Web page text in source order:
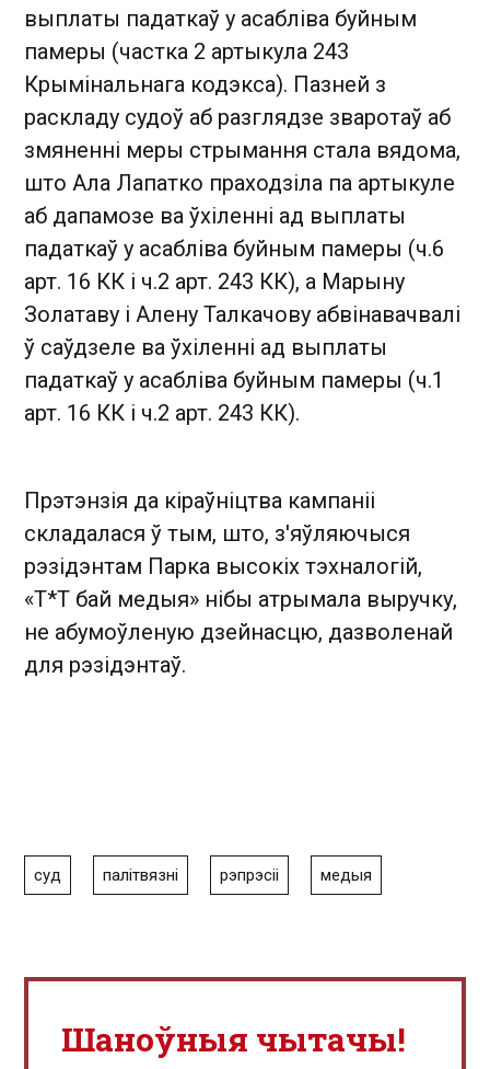
выплаты падаткаў у асабліва буйным
памеры (частка 2 артыкула 243
Крымінальнага кодэкса). Пазней з
раскладу судоў аб разглядзе зваротаў аб
змяненні меры стрымання стала вядома,
што Ала Лапатко праходзіла па артыкуле
аб дапамозе ва ўхіленні ад выплаты
падаткаў у асабліва буйным памеры (ч.6
арт. 16 КК і ч.2 арт. 243 КК), а Марыну
Золатаву і Алену Талкачову абвінавачвалі
ў саўдзеле ва ўхіленні ад выплаты
падаткаў у асабліва буйным памеры (ч.1
арт. 16 КК і ч.2 арт. 243 КК).
Прэтэнзія да кіраўніцтва кампаніі
складалася ў тым, што, з'яўляючыся
рэзідэнтам Парка высокіх тэхналогій,
«Т*Т бай медыя» нібы атрымала выручку,
не абумоўленую дзейнасцю, дазволенай
для рэзідэнтаў.
суд палітвязні рэпрэсіі медыя
Шаноўныя чытачы!